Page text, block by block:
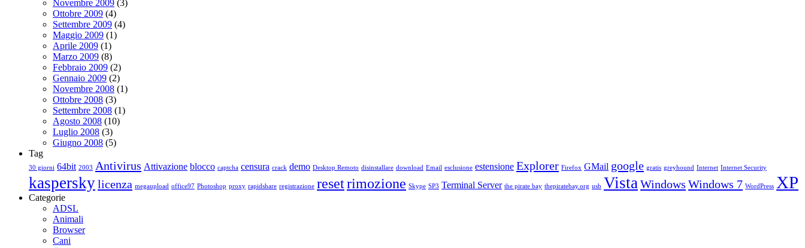
Novembre 2009 (3)
Ottobre 2009 (4)
Settembre 2009 (4)
Maggio 2009 (1)
Aprile 2009 (1)
Marzo 2009 (8)
Febbraio 2009 (2)
Gennaio 2009 (2)
Novembre 2008 (1)
Ottobre 2008 (3)
Settembre 2008 (1)
Agosto 2008 (10)
Luglio 2008 (3)
Giugno 2008 (5)
Tag
30 giorni 64bit 2003 Antivirus Attivazione blocco captcha censura crack demo Desktop Remoto disinstallare download Email esclusione estensione Explorer Firefox GMail google gratis greyhound Internet Internet Security
kasperskylicenza megaupload office97 Photoshop proxy rapidshare registrazione resetrimozione Skype SP3 Terminal Server the pirate bay thepiratebay.org usb Vista Windows Windows 7 WordPress XP
Categorie
ADSL
Animali
Browser
Cani